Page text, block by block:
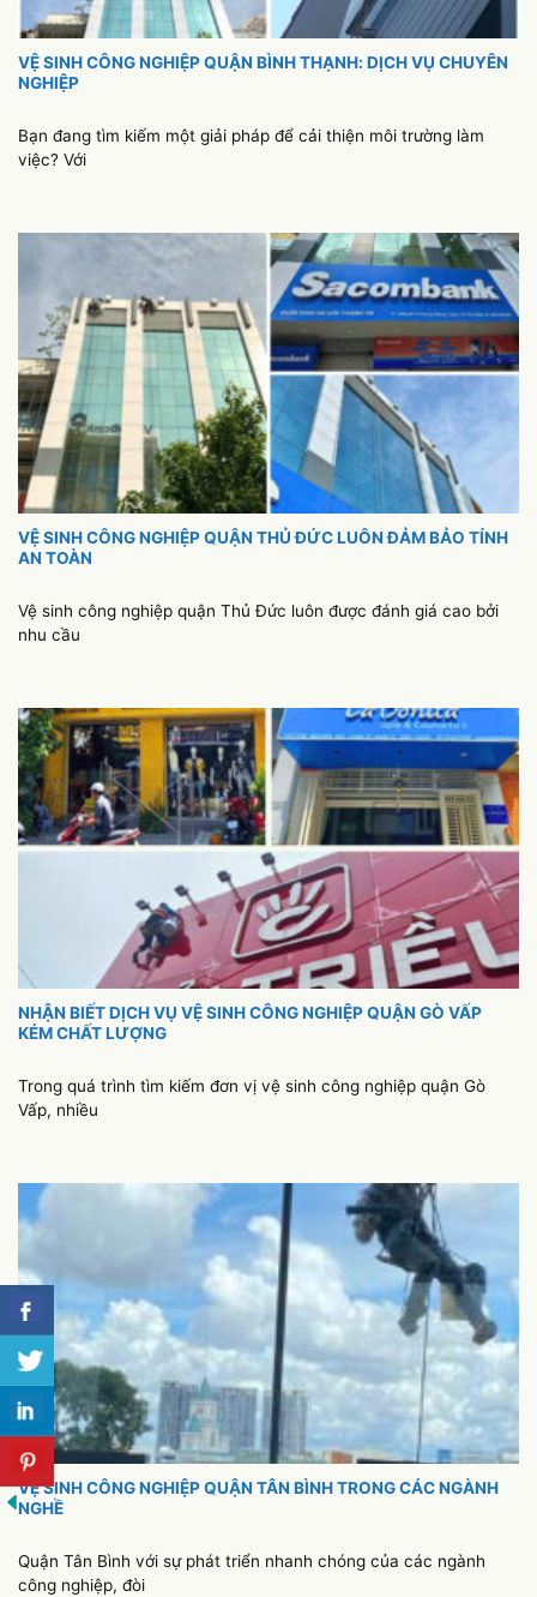
VỆ SINH CÔNG NGHIỆP QUẬN BÌNH THẠNH: DỊCH VỤ CHUYÊN
NGHIỆP
Bạn đang tìm kiếm một giải pháp để cải thiện môi trường làm
việc? Với
VỆ SINH CÔNG NGHIỆP QUẬN THỦ ĐỨC LUÔN ĐẢM BẢO TÍNH
AN TOÀN
Vệ sinh công nghiệp quận Thủ Đức luôn được đánh giá cao bởi
nhu cầu
NHẬN BIẾT DỊCH VỤ VỆ SINH CÔNG NGHIỆP QUẬN GÒ VẤP
KÉM CHẤT LƯỢNG
Trong quá trình tìm kiếm đơn vị vệ sinh công nghiệp quận Gò
Vấp, nhiều
VỆ SINH CÔNG NGHIỆP QUẬN TÂN BÌNH TRONG CÁC NGÀNH
NGHỀ
Quận Tân Bình với sự phát triển nhanh chóng của các ngành
công nghiệp, đòi